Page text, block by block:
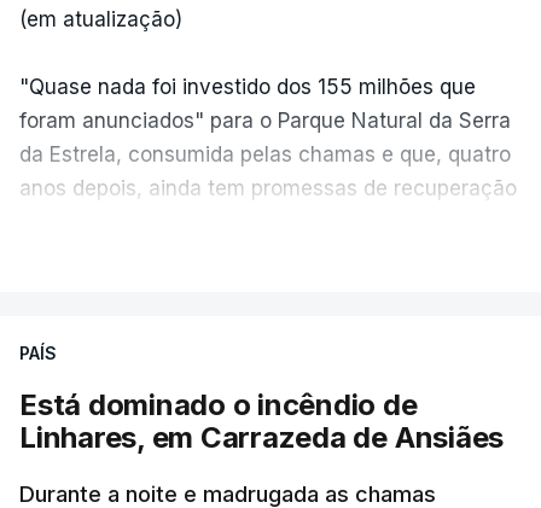
(em atualização)
"Quase nada foi investido dos 155 milhões que
foram anunciados" para o Parque Natural da Serra
da Estrela, consumida pelas chamas e que, quatro
anos depois, ainda tem promessas de recuperação
ESTE CONTEÚDO ESTÁ NESTE
PAÍS
Está dominado o incêndio de
Linhares, em Carrazeda de Ansiães
Durante a noite e madrugada as chamas